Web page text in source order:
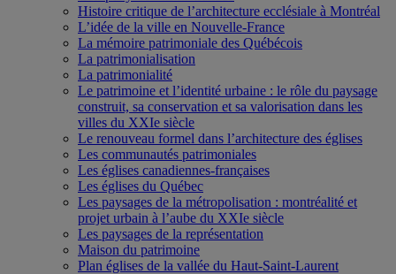
Histoire critique de l’architecture ecclésiale à Montréal
L’idée de la ville en Nouvelle-France
La mémoire patrimoniale des Québécois
La patrimonialisation
La patrimonialité
Le patrimoine et l’identité urbaine : le rôle du paysage
construit, sa conservation et sa valorisation dans les
villes du XXIe siècle
Le renouveau formel dans l’architecture des églises
Les communautés patrimoniales
Les églises canadiennes-françaises
Les églises du Québec
Les paysages de la métropolisation : montréalité et
projet urbain à l’aube du XXIe siècle
Les paysages de la représentation
Maison du patrimoine
Plan églises de la vallée du Haut-Saint-Laurent